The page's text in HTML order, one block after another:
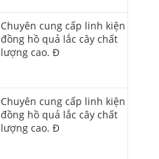
Chuyên cung cấp linh kiện
đồng hồ quả lắc cây chất
lượng cao. Đ
Chuyên cung cấp linh kiện
đồng hồ quả lắc cây chất
lượng cao. Đ